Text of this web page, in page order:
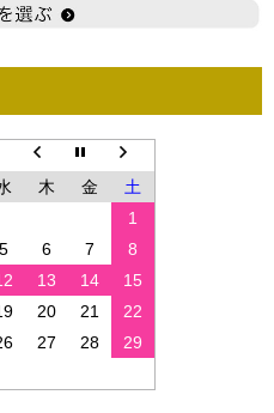
木 金
土
1
5 6 7
8
13 14
15
20 21
22
27 28
29